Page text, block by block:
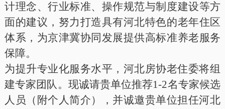
计理念、行业标准、操作规范与制度建设等方
面的建议，努力打造具有河北特色的老年住区
体系，为京津冀协同发展提供高标准养老服务
保障。
为提升专业化服务水平，河北房协老住委将组
建专家团队。现诚请贵单位推荐1-2名专家候选
人员（附个人简介），并诚邀贵单位担任河北